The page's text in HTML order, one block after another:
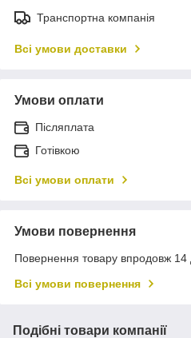
Транспортна компанія
Всі умови доставки
Умови оплати
Післяплата
Готівкою
Всі умови оплати
Умови повернення
Повернення товару впродовж 14
Всі умови повернення
Подібні товари компанії